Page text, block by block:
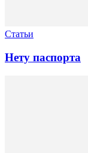
Статьи
Нету паспорта